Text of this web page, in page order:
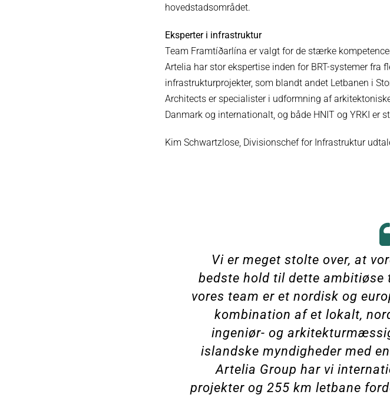
hovedstadsområdet.
Eksperter i infrastruktur
Team Framtíðarlína er valgt for de stærke
Artelia har stor ekspertise inden for BRT-systemer fra
infrastrukturprojekter, som blandt andet Letbanen i
Architects er specialister i udformning af
Danmark og internationalt, og både HNIT og YRKI
Kim Schwartzlose, Divisionschef for Infrastruktur
Vi er meget stolte over, at
bedste hold til dette
vores team er et nordisk og
kombination af et lokalt,
ingeniør- og
islandske myndigheder med
Artelia Group har vi
projekter og 255 km letbane